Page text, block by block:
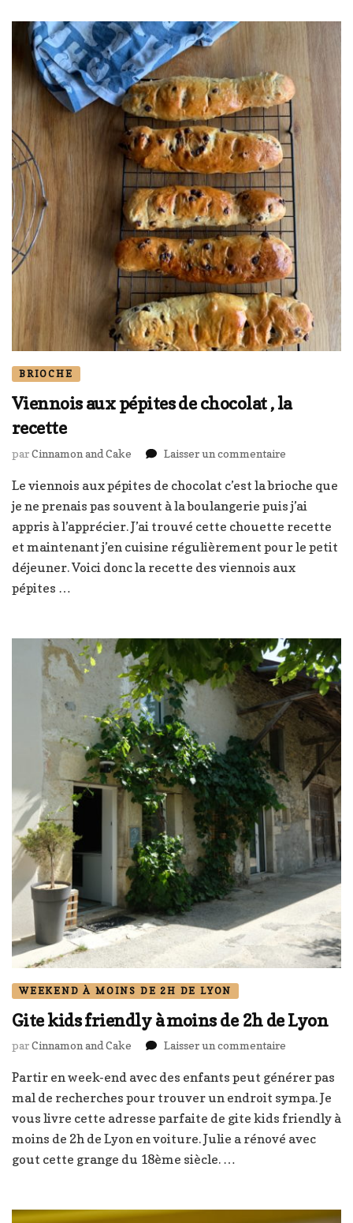
BRIOCHE
Viennois aux pépites de chocolat , la
recette
parCinnamon and Cake Laisser un commentaire
aux
pépites
chocolat
,
la
Le viennois aux pépites de chocolat c’est la brioche que
je ne prenais pas souvent à la boulangerie puis j’ai
appris à l’apprécier. J’ai trouvé cette chouette recette
et maintenant j’en cuisine régulièrement pour le petit
déjeuner. Voici donc la recette des viennois aux
pépites …
WEEKEND À MOINS DE 2H DE LYON
Gite kids friendly à moins de 2h de Lyon
parCinnamon and Cake Laisser un commentaire
kids
friendly
à
de
Partir en week-end avec des enfants peut générer pas
mal de recherches pour trouver un endroit sympa. Je
vous livre cette adresse parfaite de gite kids friendly à
moins de 2h de Lyon en voiture. Julie a rénové avec
gout cette grange du 18ème siècle. …